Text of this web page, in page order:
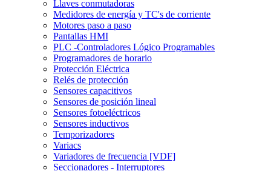
Llaves conmutadoras
Medidores de energía y TC's de corriente
Motores paso a paso
Pantallas HMI
PLC -Controladores Lógico Programables
Programadores de horario
Protección Eléctrica
Relés de protección
Sensores capacitivos
Sensores de posición lineal
Sensores fotoeléctricos
Sensores inductivos
Temporizadores
Variacs
Variadores de frecuencia [VDF]
Seccionadores - Interruptores